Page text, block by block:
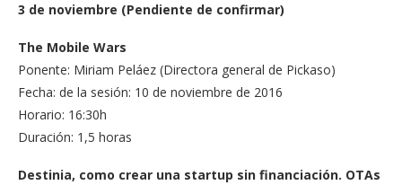
3 de noviembre (Pendiente de confirmar)
The Mobile Wars
Ponente: Miriam Peláez (Directora general de Pickaso)
Fecha: de la sesión: 10 de noviembre de 2016
Horario: 16:30h
Duración: 1,5 horas
Destinia, como crear una startup sin financiación. OTAs